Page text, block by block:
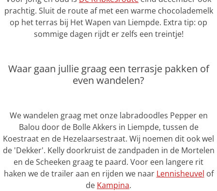
prachtig. Sluit de route af met een warme chocolademelk
op het terras bij Het Wapen van Liempde. Extra tip: op
sommige dagen rijdt er zelfs een treintje!
Waar gaan jullie graag een terrasje pakken of
even wandelen?
We wandelen graag met onze labradoodles Pepper en
Balou door de Bolle Akkers in Liempde, tussen de
Koestraat en de Hezelaarsestraat. Wij noemen dit ook wel
de 'Dekker'. Kelly doorkruist de zandpaden in de Mortelen
en de Scheeken graag te paard. Voor een langere rit
haken we de trailer aan en rijden we naar Lennisheuvel of
de Kampina.